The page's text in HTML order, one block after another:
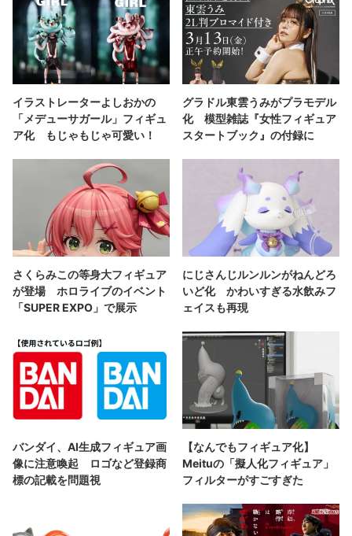
イラストレーターよしおかの
「メデューサガール」フィギュ
ア化 もじゃもじゃ可愛い！
グラドル東雲うみがプラモデル
化 模型雑誌『女性フィギュア
スタートブック』の付録に
さくらみこの等身大フィギュア
が登場 ホロライブのイベント
「SUPER EXPO」で展示
にじさんじルンルンがねんどろ
いど化 かわいすぎる水飲みフ
ェイスも再現
バンダイ、AI生成フィギュア画
像に注意喚起 ロゴなど登録商
標の記載を問題視
【なんでもフィギュア化】
Meituの「擬人化フィギュア」
フィルターがすごすぎた